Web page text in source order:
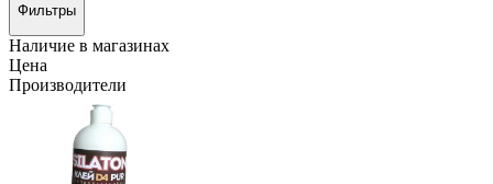
Фильтры
Наличие в магазинах
Цена
Производители